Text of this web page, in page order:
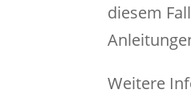
diesem
Weitere